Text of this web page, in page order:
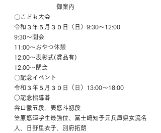
                     御案内
〇こども大会
令和３年５月３０日（日）9:30〜12:00
9:30〜開会
11:00〜おやつ休憩
12:00〜表彰式(賞品有)
12:00〜閉会
〇記念イベント
令和３年５月３０日（日）13:00〜18:00
○記念指導碁
谷口徹五段、表悠斗初段
笠原悠暉学生最強位、冨士崎知子元兵庫県女流名
人、日野里衣子、別府拓朗